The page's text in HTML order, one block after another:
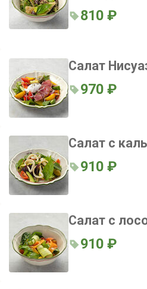
810 ₽
Салат
970 ₽
Салат с
910 ₽
Салат с
910 ₽